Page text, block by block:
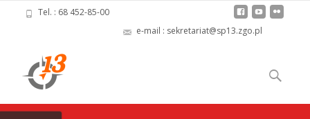
Tel. : 68 452-85-00
e-mail : sekretariat@sp13.zgo.pl
to
content
Szukaj: